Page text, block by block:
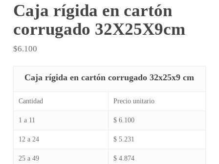
Caja rígida en cartón
corrugado 32X25X9cm
$6.100
Caja rígida en cartón corrugado 32x25x9 cm
Cantidad Precio unitario
1 a 11 $ 6.100
12 a 24 $ 5.231
25 a 49 $ 4.874